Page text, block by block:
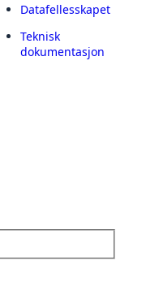
Datafellesskapet
Teknisk
dokumentasjon